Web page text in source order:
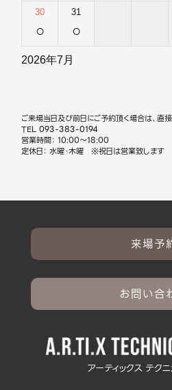
30
○
31
○
2026年7月
ご来場当日及び前日にご予約頂く場合は、直
TEL093-383-0194
営業時間： 10:00～18:00
定休日： 水曜・木曜 ※祝日は営業致します
来場予
お問い合
アーティックス テク